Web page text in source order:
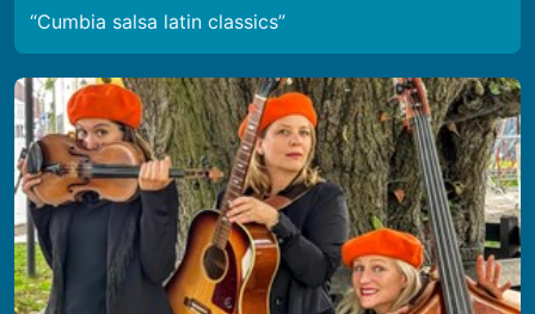
Cumbia salsa latin classics